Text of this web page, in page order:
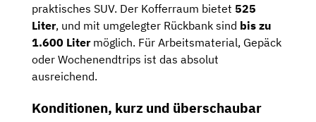
praktisches SUV. Der Kofferraum bietet 525
Liter, und mit umgelegter Rückbank sind bis zu
1.600 Litermöglich. Für Arbeitsmaterial, Gepäck
oder Wochenendtrips ist das absolut
ausreichend.
Konditionen, kurz und überschaubar